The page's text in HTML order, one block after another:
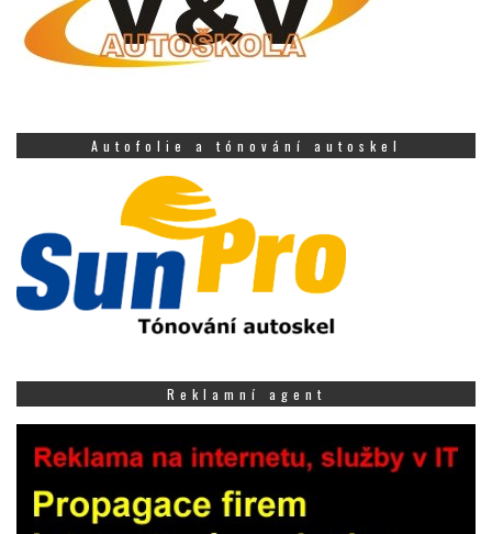
Autofolie a tónování autoskel
Reklamní agent